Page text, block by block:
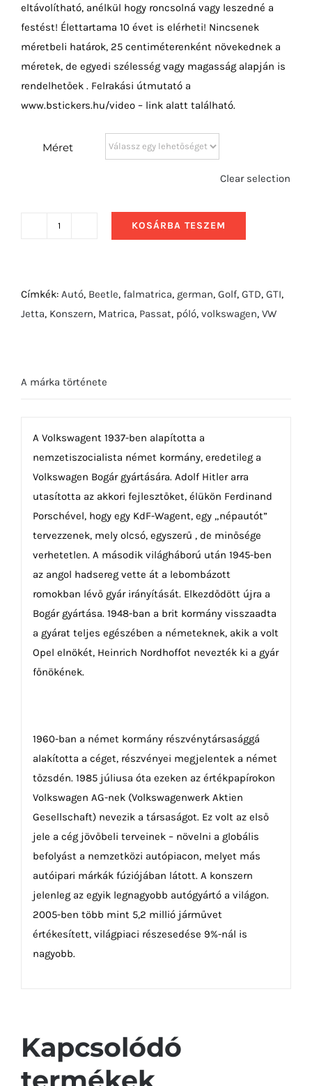
eltávolítható, anélkül hogy roncsolná vagy leszedné a
festést! Élettartama 10 évet is elérheti! Nincsenek
méretbeli határok, 25 centiméterenként növekednek a
méretek, de egyedi szélesség vagy magasság alapján is
rendelhetőek . Felrakási útmutató a
www.bstickers.hu/video – link alatt található.
Méret
Clear selection
GTI
mennyiség
KOSÁRBA TESZEM
Címkék: Autó, Beetle, falmatrica, german, Golf, GTD, GTI,
Jetta, Konszern, Matrica, Passat, póló, volkswagen, VW
A márka története
A Volkswagent 1937-ben alapította a
nemzetiszocialista német kormány, eredetileg a
Volkswagen Bogár gyártására. Adolf Hitler arra
utasította az akkori fejlesztőket, élükön Ferdinand
Porschével, hogy egy KdF-Wagent, egy „népautót”
tervezzenek, mely olcsó, egyszerű , de minősége
verhetetlen. A második világháború után 1945-ben
az angol hadsereg vette át a lebombázott
romokban lévő gyár irányítását. Elkezdődött újra a
Bogár gyártása. 1948-ban a brit kormány visszaadta
a gyárat teljes egészében a németeknek, akik a volt
Opel elnökét, Heinrich Nordhoffot nevezték ki a gyár
főnökének.
1960-ban a német kormány részvénytársasággá
alakította a céget, részvényei megjelentek a német
tőzsdén. 1985 júliusa óta ezeken az értékpapírokon
Volkswagen AG-nek (Volkswagenwerk Aktien
Gesellschaft) nevezik a társaságot. Ez volt az első
jele a cég jövőbeli terveinek – növelni a globális
befolyást a nemzetközi autópiacon, melyet más
autóipari márkák fúziójában látott. A konszern
jelenleg az egyik legnagyobb autógyártó a világon.
2005-ben több mint 5,2 millió járművet
értékesített, világpiaci részesedése 9%-nál is
nagyobb.
Kapcsolódó